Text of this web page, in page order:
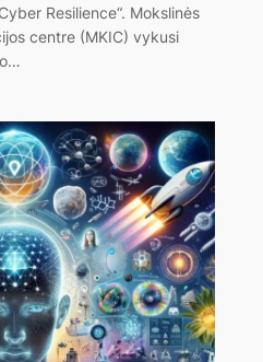
Resilience“. Mokslinės
centre (MKIC) vykusi